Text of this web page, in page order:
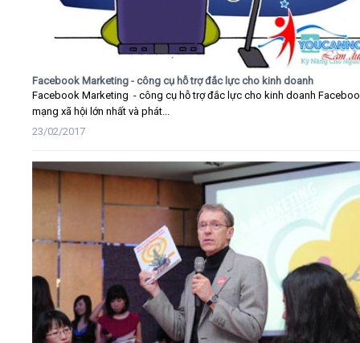
Facebook Marketing - công cụ hỗ trợ đắc lực cho kinh doanh
Facebook Marketing - công cụ hỗ trợ đắc lực cho kinh doanh
mạng xã hội lớn nhất và phát...
23/02/2017